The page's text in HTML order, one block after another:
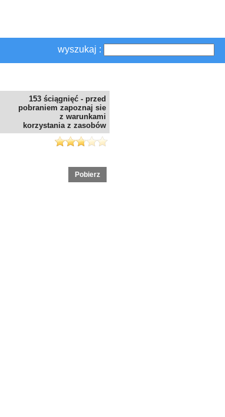
wyszukaj :
153 ściągnięć - przed
pobraniem zapoznaj sie
z warunkami
korzystania z zasobów
Pobierz